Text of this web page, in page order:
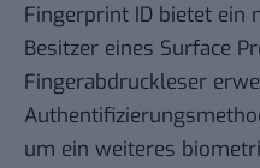
Fingerprint ID bietet ein
Besitzer eines Surface
Fingerabdruckleser
um ein weiteres